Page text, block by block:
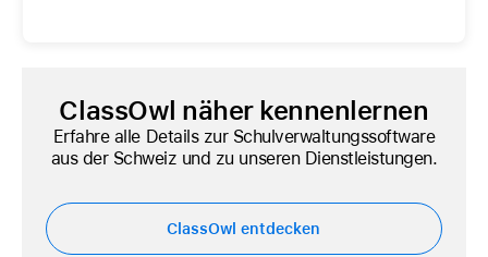
ClassOwl näher kennenlernen
Erfahre alle Details zur Schulverwaltungssoftware
aus der Schweiz und zu unseren Dienstleistungen.
ClassOwl entdecken